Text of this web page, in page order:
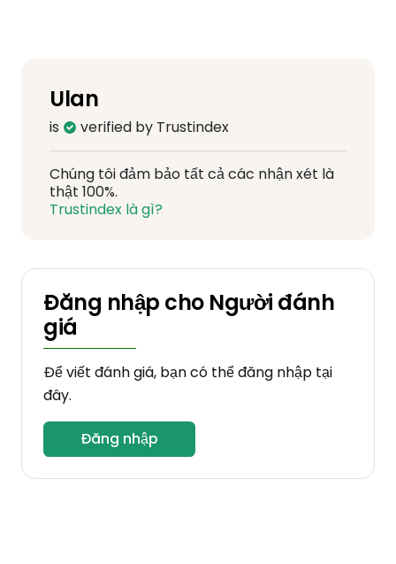
Ulan
is verified by Trustindex
Chúng tôi đảm bảo tất cả các nhận xét là
thật 100%.
Trustindex là gì?
Đăng nhập cho Người đánh
giá
Để viết đánh giá, bạn có thể đăng nhập tại
đây.
Đăng nhập